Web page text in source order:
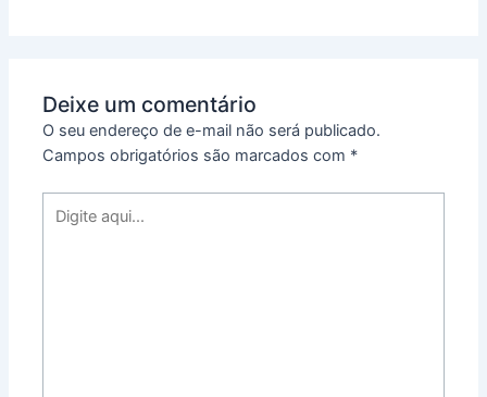
Deixe um comentário
O seu endereço de e-mail não será publicado.
Campos obrigatórios são marcados com *
aqui...